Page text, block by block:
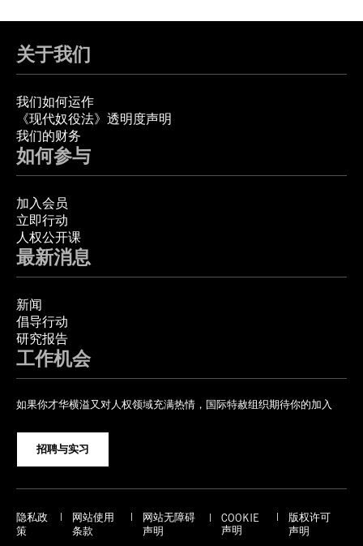
关于我们
我们如何运作
《现代奴役法》透明度声明
我们的财务
如何参与
加入会员
立即行动
人权公开课
最新消息
新闻
倡导行动
研究报告
工作机会
如果你才华横溢又对人权领域充满热情，国际特赦组织期待你的加入
招聘与实习
隐私政
策
网站使用
条款
网站无障碍
声明
COOKIE
声明
版权许可
声明